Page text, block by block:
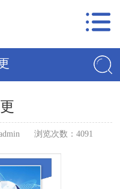
浏览次数：4091